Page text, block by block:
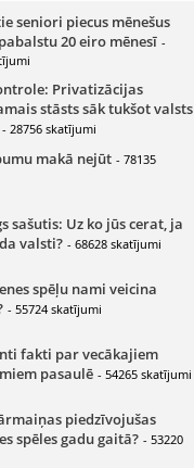
seniori piecus mēnešus
20 eiro mēnesī -
Privatizācijas
stāsts sāk tukšot valsts
- 28756 skatījumi
makā nejūt - 78135
sašutis: Uz ko jūs cerat, ja
valsti? - 68628 skatījumi
spēļu nami veicina
- 55724 skatījumi
fakti par vecākajiem
pasaulē - 54265 skatījumi
piedzīvojušas
spēles gadu gaitā? - 53220